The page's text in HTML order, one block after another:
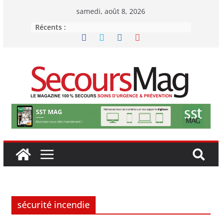
samedi, août 8, 2026
Récents :
sécurité incendie